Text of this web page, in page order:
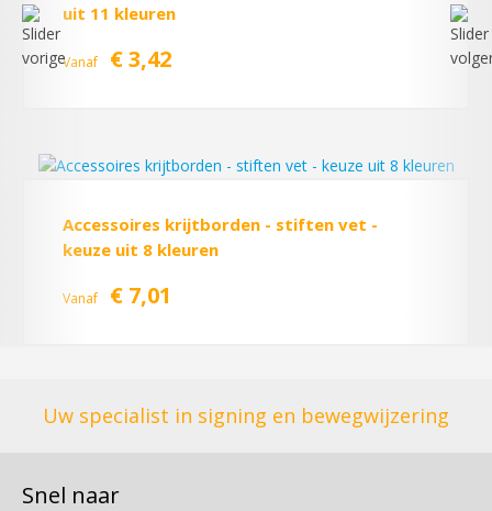
uit 11 kleuren
Vanaf € 3,42
Accessoires krijtborden - stiften vet -
keuze uit 8 kleuren
Vanaf € 7,01
Uw specialist in signing en bewegwijzering
Snel naar